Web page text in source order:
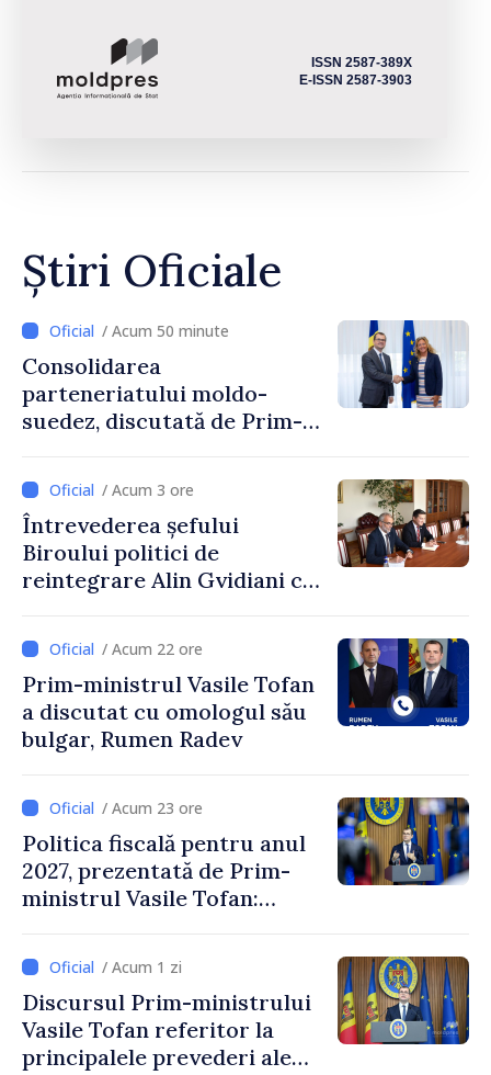
ISSN 2587-389X
E-ISSN 2587-3903
Știri Oficiale
/ Acum 50 minute
Consolidarea
parteneriatului moldo-
suedez, discutată de Prim-
Ambasadoarea Suediei,
Petra Lärke/ Acum 3 ore
Întrevederea șefului
Biroului politici de
reintegrare Alin Gvidiani cu
Comitetului Internațional al
Crucii Roșii în Moldova
/ Acum 22 ore
Prim-ministrul Vasile Tofan
a discutat cu omologul său
bulgar, Rumen Radev
/ Acum 23 ore
Politica fiscală pentru anul
2027, prezentată de Prim-
ministrul Vasile Tofan:
stimularea investițiilor și o
taxare mai echitabilă
/ Acum 1 zi
Discursul Prim-ministrului
Vasile Tofan referitor la
principalele prevederi ale